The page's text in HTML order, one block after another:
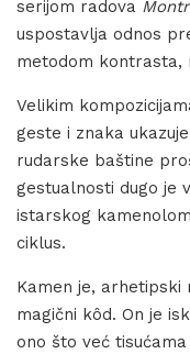
serijom radova
uspostavlja odnos
metodom kontrasta,
Velikim
geste i znaka
rudarske baštine
gestualnosti dugo je
istarskog
ciklus.
Kamen je, arhetipski
magični kôd. On je
ono što već